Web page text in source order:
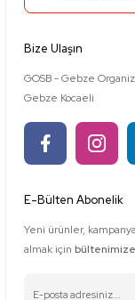
Bize Ulaşın
GOSB - Gebze
Gebze Kocaeli
E-Bülten Abonelik
Yeni ürünler,
almak için